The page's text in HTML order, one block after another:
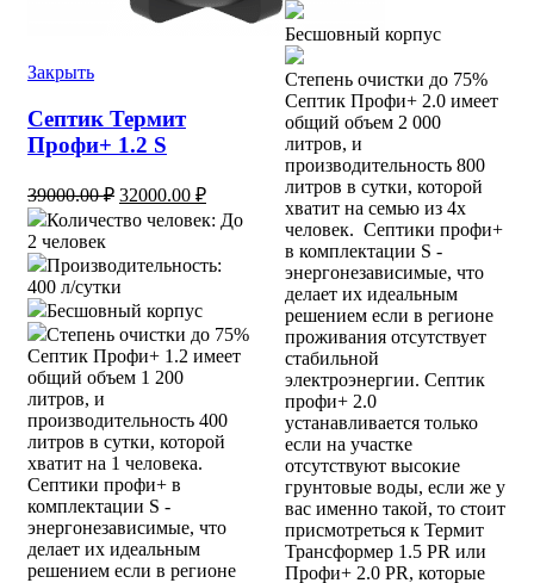
Закрыть
Септик Термит
Профи+ 1.2 S
39000.00₽ Первоначальная
составляла
39000.00 ₽.
32000.00 ₽Текущая
цена:
32000.00 ₽.
Количество человек: До
2 человек
Производительность:
400 л/сутки
Бесшовный корпус
Степень очистки до 75%
Септик Профи+ 1.2 имеет
общий объем 1 200
литров, и
производительность 400
литров в сутки, которой
хватит на 1 человека.
Септики профи+ в
комплектации S -
энергонезависимые, что
делает их идеальным
решением если в регионе
Бесшовный корпус
Степень очистки до 75%
Септик Профи+ 2.0 имеет
общий объем 2 000
литров, и
производительность 800
литров в сутки, которой
хватит на семью из 4х
человек. Септики профи+
в комплектации S -
энергонезависимые, что
делает их идеальным
решением если в регионе
проживания отсутствует
стабильной
электроэнергии. Септик
профи+ 2.0
устанавливается только
если на участке
отсутствуют высокие
грунтовые воды, если же у
вас именно такой, то стоит
присмотреться к Термит
Трансформер 1.5 PR или
Профи+ 2.0 PR, которые